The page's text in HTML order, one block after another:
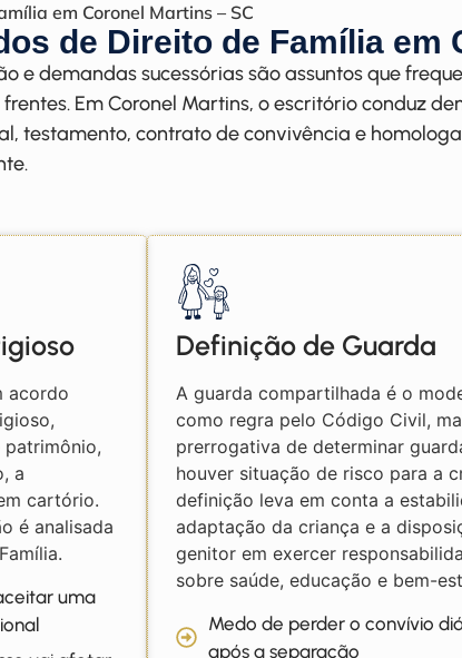
em Coronel Martins – SC
de Direito de Família em
e demandas sucessórias são assuntos que
Em Coronel Martins, o escritório conduz
testamento, contrato de convivência e
acordo
a
cartório.
é analisada
uma
Definição de Guarda
A guarda compartilhada é o
como regra pelo Código Civil,
prerrogativa de determinar
houver situação de risco para a
definição leva em conta a
adaptação da criança e a
genitor em exercer
sobre saúde, educação e bem-
Medo de perder o convívio
após a separação